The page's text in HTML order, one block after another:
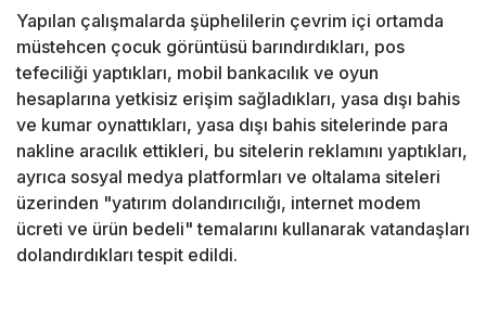
Yapılan çalışmalarda şüphelilerin çevrim içi ortamda
müstehcen çocuk görüntüsü barındırdıkları, pos
tefeciliği yaptıkları, mobil bankacılık ve oyun
hesaplarına yetkisiz erişim sağladıkları, yasa dışı bahis
ve kumar oynattıkları, yasa dışı bahis sitelerinde para
nakline aracılık ettikleri, bu sitelerin reklamını yaptıkları,
ayrıca sosyal medya platformları ve oltalama siteleri
üzerinden "yatırım dolandırıcılığı, internet modem
ücreti ve ürün bedeli" temalarını kullanarak vatandaşları
dolandırdıkları tespit edildi.